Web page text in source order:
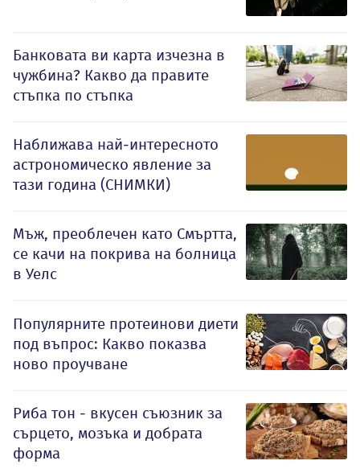
Банковата ви карта изчезна в
чужбина? Какво да правите
стъпка по стъпка
Наближава най-интересното
астрономическо явление за
тази година (СНИМКИ)
Мъж, преоблечен като Смъртта,
се качи на покрива на болница
в Уелс
Популярните протеинови диети
под въпрос: Какво показва
ново проучване
Риба тон - вкусен съюзник за
сърцето, мозъка и добрата
форма